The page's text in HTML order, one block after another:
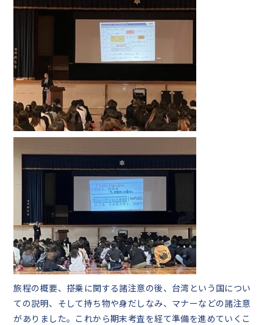
English
探究活動
旅程の概要、搭乗に関する諸注意の後、台湾という国につい
ての説明、そして持ち物や身だしなみ、マナーなどの諸注意
がありました。これから期末考査を経て準備を進めていくこ